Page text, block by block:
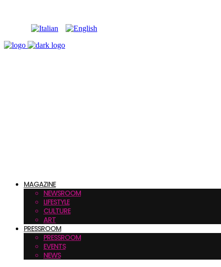
MAGAZINE
NEWSROOM
LIFESTYLE
CULTURE
ART
PRESSROOM
PRESSROOM
EVENTS
NEWS